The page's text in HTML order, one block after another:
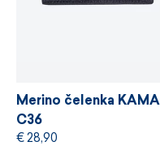
Merino čelenka KAMA
C36
€ 28,90